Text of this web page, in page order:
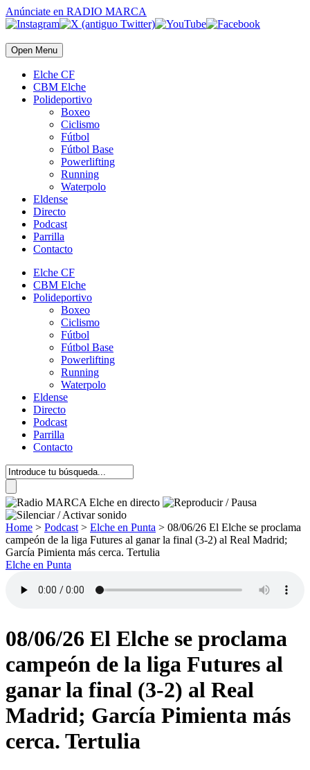
Anúnciate en RADIO MARCA
Open Menu
Elche CF
CBM Elche
Polideportivo
Boxeo
Ciclismo
Fútbol
Fútbol Base
Powerlifting
Running
Waterpolo
Eldense
Directo
Podcast
Parrilla
Contacto
Elche CF
CBM Elche
Polideportivo
Boxeo
Ciclismo
Fútbol
Fútbol Base
Powerlifting
Running
Waterpolo
Eldense
Directo
Podcast
Parrilla
Contacto
Home > Podcast > Elche en Punta > 08/06/26 El Elche se proclama
campeón de la liga Futures al ganar la final (3-2) al Real Madrid;
García Pimienta más cerca. Tertulia
Elche en Punta
08/06/26 El Elche se proclama
campeón de la liga Futures al
ganar la final (3-2) al Real
Madrid; García Pimienta más
cerca. Tertulia